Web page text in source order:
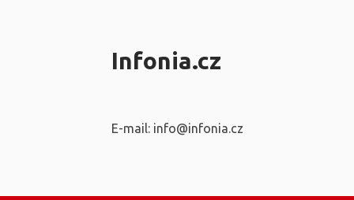
Infonia.cz
E-mail: info@infonia.cz